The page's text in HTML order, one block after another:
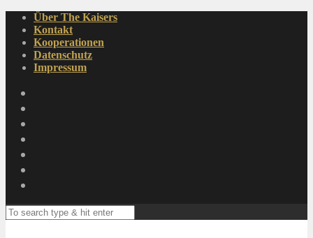
Über The Kaisers
Kontakt
Kooperationen
Datenschutz
Impressum